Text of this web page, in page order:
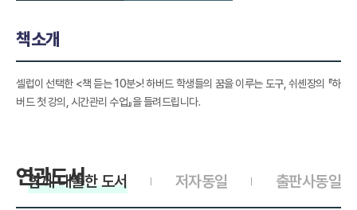
책소개
셀럽이 선택한 <책 듣는 10분>! 하버드 학생들의 꿈을 이루는 도구, 쉬셴장의 『하
버드 첫 강의, 시간관리 수업』을 들려드립니다.
연관도서 출판사동일
저자동일
함께 대출한 도서